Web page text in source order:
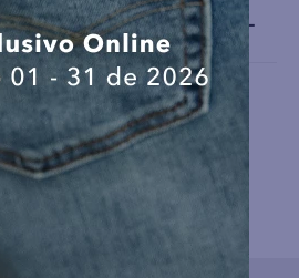
TU LOOK